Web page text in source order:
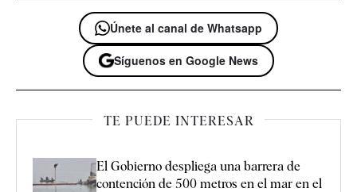
Únete al canal de Whatsapp
Síguenos en Google News
TE PUEDE INTERESAR
El Gobierno despliega una barrera de
contención de 500 metros en el mar en el